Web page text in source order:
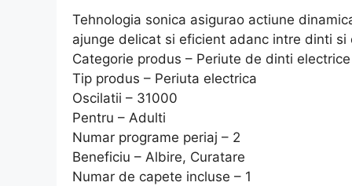
Tehnologia sonica asigurao actiune
ajunge delicat si eficient adanc intre dinti
Categorie produs – Periute de dinti
Tip produs – Periuta electrica
Oscilatii – 31000
Pentru – Adulti
Numar programe periaj – 2
Beneficiu – Albire, Curatare
Numar de capete incluse – 1